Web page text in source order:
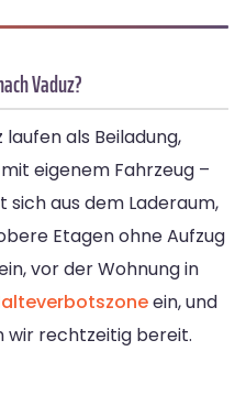
Vaduz?
als Beiladung,
eigenem Fahrzeug –
aus dem Laderaum,
Etagen ohne Aufzug
vor der Wohnung in
ein, und
wir rechtzeitig bereit.